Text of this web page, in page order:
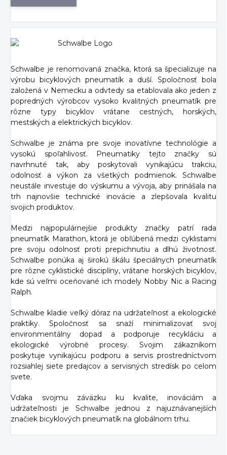
Schwalbe je renomovaná značka, ktorá sa špecializuje na
výrobu bicyklových pneumatík a duší. Spoločnosť bola
založená v Nemecku a odvtedy sa etablovala ako jeden z
popredných výrobcov vysoko kvalitných pneumatík pre
rôzne typy bicyklov vrátane cestných, horských,
mestských a elektrických bicyklov.
Schwalbe je známa pre svoje inovatívne technológie a
vysokú spoľahlivosť. Pneumatiky tejto značky sú
navrhnuté tak, aby poskytovali vynikajúcu trakciu,
odolnosť a výkon za všetkých podmienok. Schwalbe
neustále investuje do výskumu a vývoja, aby prinášala na
trh najnovšie technické inovácie a zlepšovala kvalitu
svojich produktov.
Medzi najpopulárnejšie produkty značky patrí rada
pneumatík Marathon, ktorá je obľúbená medzi cyklistami
pre svoju odolnosť proti prepichnutiu a dlhú životnosť.
Schwalbe ponúka aj širokú škálu špeciálnych pneumatík
pre rôzne cyklistické disciplíny, vrátane horských bicyklov,
kde sú veľmi oceňované ich modely Nobby Nic a Racing
Ralph.
Schwalbe kladie veľký dôraz na udržateľnosť a ekologické
praktiky. Spoločnosť sa snaží minimalizovať svoj
environmentálny dopad a podporuje recykláciu a
ekologické výrobné procesy. Svojim zákazníkom
poskytuje vynikajúcu podporu a servis prostredníctvom
rozsiahlej siete predajcov a servisných stredísk po celom
svete.
Vďaka svojmu záväzku ku kvalite, inováciám a
udržateľnosti je Schwalbe jednou z najuznávanejších
značiek bicyklových pneumatík na globálnom trhu.